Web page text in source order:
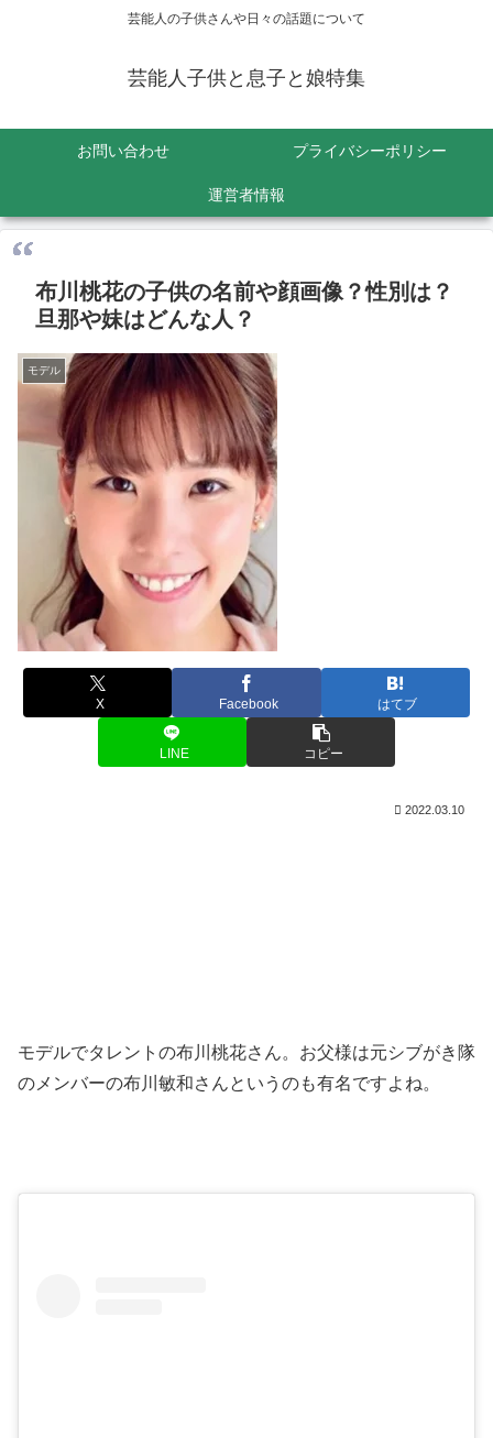
芸能人の子供さんや日々の話題について
芸能人子供と息子と娘特集
お問い合わせ プライバシーポリシー
運営者情報
布川桃花の子供の名前や顔画像？性別は？
旦那や妹はどんな人？
モデル
X Facebook はてブ
LINE コピー
2022.03.10
モデルでタレントの布川桃花さん。お父様は元シブがき隊
のメンバーの布川敏和さんというのも有名ですよね。